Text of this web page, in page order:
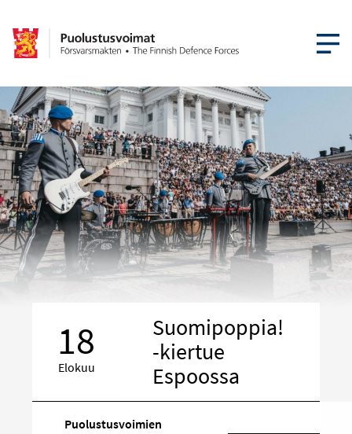
AVAA
18
Elokuu
Suomipoppia!
-kiertue
Espoossa
Puolustusvoimien